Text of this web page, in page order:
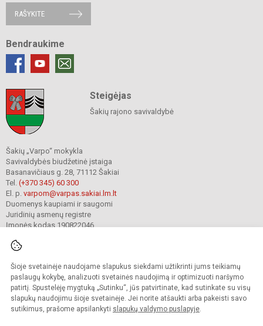
Šioje svetainėje naudojame slapukus siekdami užtikrinti jums teikiamų
paslaugų kokybę, analizuoti svetainės naudojimą ir optimizuoti naršymo
patirtį. Spustelėję mygtuką „Sutinku“, jūs patvirtinate, kad sutinkate su visų
slapukų naudojimu šioje svetainėje. Jei norite atšaukti arba pakeisti savo
sutikimus, prašome apsilankyti slapukų valdymo puslapyje.
RAŠYKITE
Bendraukime
Steigėjas
Šakių rajono savivaldybė
Šakių „Varpo“ mokykla
Savivaldybės biudžetinė įstaiga
Basanavičiaus g. 28, 71112 Šakiai
Tel. (+370 345) 60 300
El. p. varpom@varpas.sakiai.lm.lt
Duomenys kaupiami ir saugomi
Juridinių asmenų registre
Įmonės kodas 190822046
© 2023. Šakių „Varpo“ mokykla. Visos teisės saugomos.
Kopijuoti turinį be raštiško mokyklos sutikimo griežtai draudžiama.
Prieinamumo paraiška Slapukų politika Privatumo politika
Sumanus būdas atnaujinti